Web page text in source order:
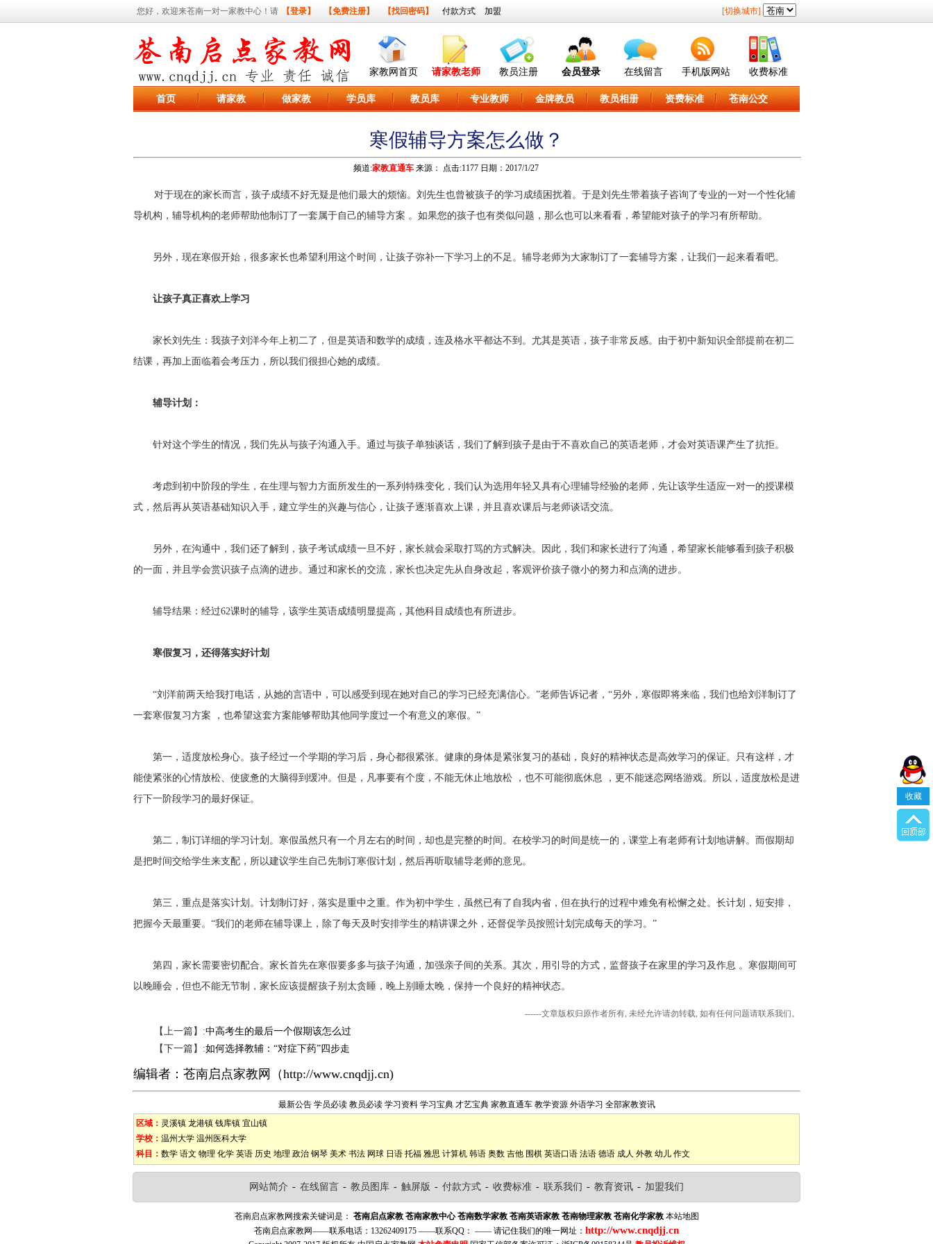
您好，欢迎来苍南一对一家教中心！请 【登录】 【免费注册】 【找回密码】 付款方式 加盟 [切换城市]
家教网首页 请家教老师 教员注册 会员登录 在线留言 手机版网站 收费标准
收藏
首页 请家教 做家教 学员库 教员库 专业教师 金牌教员 教员相册 资费标准 苍南公交
寒假辅导方案怎么做？
频道:家教直通车来源： 点击:1177 日期：2017/1/27
对于现在的家长而言，孩子成绩不好无疑是他们最大的烦恼。刘先生也曾被孩子的学习成绩困扰着。于是刘先生带着孩子咨询了专业的一对一个性化辅
导机构，辅导机构的老师帮助他制订了一套属于自己的辅导方案 。如果您的孩子也有类似问题，那么也可以来看看，希望能对孩子的学习有所帮助。
另外，现在寒假开始，很多家长也希望利用这个时间，让孩子弥补一下学习上的不足。辅导老师为大家制订了一套辅导方案，让我们一起来看看吧。
让孩子真正喜欢上学习
家长刘先生：我孩子刘洋今年上初二了，但是英语和数学的成绩，连及格水平都达不到。尤其是英语，孩子非常反感。由于初中新知识全部提前在初二
结课，再加上面临着会考压力，所以我们很担心她的成绩。
辅导计划：
针对这个学生的情况，我们先从与孩子沟通入手。通过与孩子单独谈话，我们了解到孩子是由于不喜欢自己的英语老师，才会对英语课产生了抗拒。
考虑到初中阶段的学生，在生理与智力方面所发生的一系列特殊变化，我们认为选用年轻又具有心理辅导经验的老师，先让该学生适应一对一的授课模
式，然后再从英语基础知识入手，建立学生的兴趣与信心，让孩子逐渐喜欢上课，并且喜欢课后与老师谈话交流。
另外，在沟通中，我们还了解到，孩子考试成绩一旦不好，家长就会采取打骂的方式解决。因此，我们和家长进行了沟通，希望家长能够看到孩子积极
的一面，并且学会赏识孩子点滴的进步。通过和家长的交流，家长也决定先从自身改起，客观评价孩子微小的努力和点滴的进步。
辅导结果：经过62课时的辅导，该学生英语成绩明显提高，其他科目成绩也有所进步。
寒假复习，还得落实好计划
“刘洋前两天给我打电话，从她的言语中，可以感受到现在她对自己的学习已经充满信心。”老师告诉记者，“另外，寒假即将来临，我们也给刘洋制订了
一套寒假复习方案 ，也希望这套方案能够帮助其他同学度过一个有意义的寒假。”
第一，适度放松身心。孩子经过一个学期的学习后，身心都很紧张。健康的身体是紧张复习的基础，良好的精神状态是高效学习的保证。只有这样，才
能使紧张的心情放松、使疲惫的大脑得到缓冲。但是，凡事要有个度，不能无休止地放松 ，也不可能彻底休息 ，更不能迷恋网络游戏。所以，适度放松是进
行下一阶段学习的最好保证。
第二，制订详细的学习计划。寒假虽然只有一个月左右的时间，却也是完整的时间。在校学习的时间是统一的，课堂上有老师有计划地讲解。而假期却
是把时间交给学生来支配，所以建议学生自己先制订寒假计划，然后再听取辅导老师的意见。
第三，重点是落实计划。计划制订好，落实是重中之重。作为初中学生，虽然已有了自我内省，但在执行的过程中难免有松懈之处。长计划，短安排，
把握今天最重要。“我们的老师在辅导课上，除了每天及时安排学生的精讲课之外，还督促学员按照计划完成每天的学习。”
第四，家长需要密切配合。家长首先在寒假要多多与孩子沟通，加强亲子间的关系。其次，用引导的方式，监督孩子在家里的学习及作息 。寒假期间可
以晚睡会，但也不能无节制，家长应该提醒孩子别太贪睡，晚上别睡太晚，保持一个良好的精神状态。
------文章版权归原作者所有, 未经允许请勿转载, 如有任何问题请联系我们。
【上一篇】:中高考生的最后一个假期该怎么过
【下一篇】:如何选择教辅：“对症下药”四步走
编辑者： 苍南启点家教网 （http://www.cnqdjj.cn)
最新公告 学员必读 教员必读 学习资料 学习宝典 才艺宝典 家教直通车 教学资源 外语学习 全部家教资讯
区域： 灵溪镇 龙港镇 钱库镇 宜山镇
学校： 温州大学 温州医科大学
科目： 数学 语文 物理 化学 英语 历史 地理 政治 钢琴 美术 书法 网球 日语 托福 雅思 计算机 韩语 奥数 吉他 围棋 英语口语 法语 德语 成人 外教 幼儿 作文
网站简介 - 在线留言 - 教员图库 - 触屏版 - 付款方式 - 收费标准 - 联系我们 - 教育资讯 - 加盟我们
苍南启点家教网搜索关键词是： 苍南启点家教 苍南家教中心 苍南数学家教 苍南英语家教 苍南物理家教 苍南化学家教 本站地图
苍南启点家教网——联系电话：13262409175 ——联系QQ： —— 请记住我们的唯一网址： http://www.cnqdjj.cn